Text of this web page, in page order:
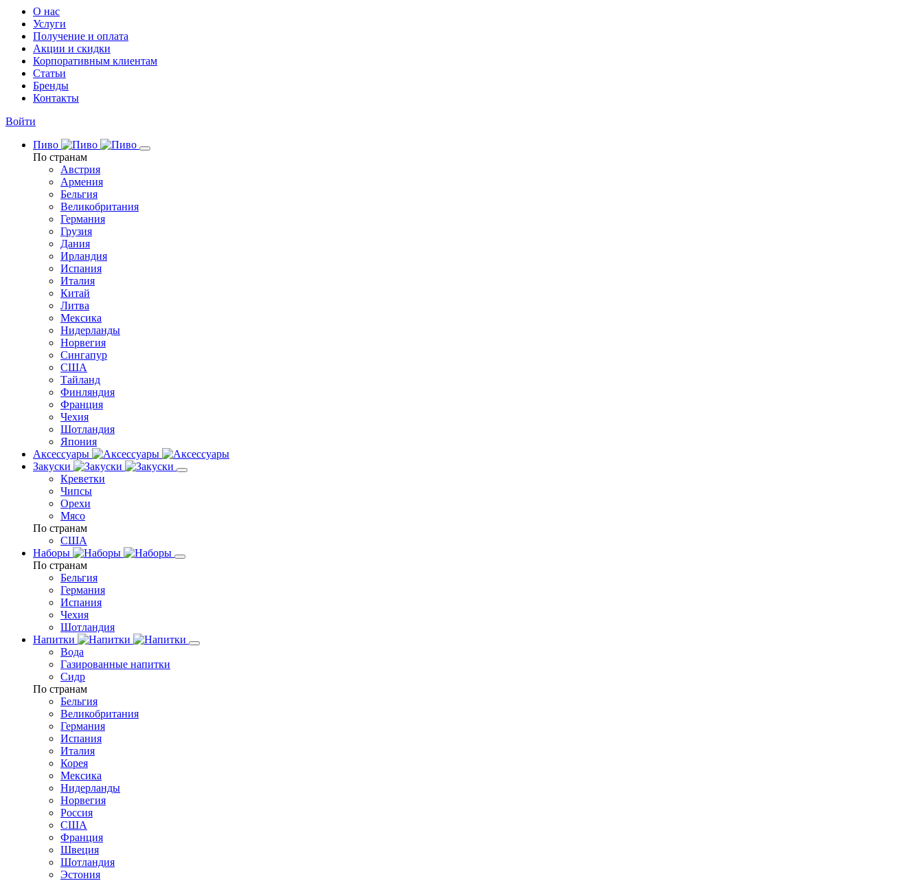
О нас
Услуги
Получение и оплата
Акции и скидки
Корпоративным клиентам
Статьи
Бренды
Контакты
Войти
Пиво
По странам
Австрия
Армения
Бельгия
Великобритания
Германия
Грузия
Дания
Ирландия
Испания
Италия
Китай
Литва
Мексика
Нидерланды
Норвегия
Сингапур
США
Тайланд
Финляндия
Франция
Чехия
Шотландия
Япония
Аксессуары
Закуски
Креветки
Чипсы
Орехи
Мясо
По странам
США
Наборы
По странам
Бельгия
Германия
Испания
Чехия
Шотландия
Напитки
Вода
Газированные напитки
Сидр
По странам
Бельгия
Великобритания
Германия
Испания
Италия
Корея
Мексика
Нидерланды
Норвегия
Россия
США
Франция
Швеция
Шотландия
Эстония